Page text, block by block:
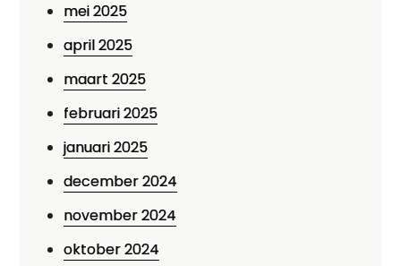
mei 2025
april 2025
maart 2025
februari 2025
januari 2025
december 2024
november 2024
oktober 2024